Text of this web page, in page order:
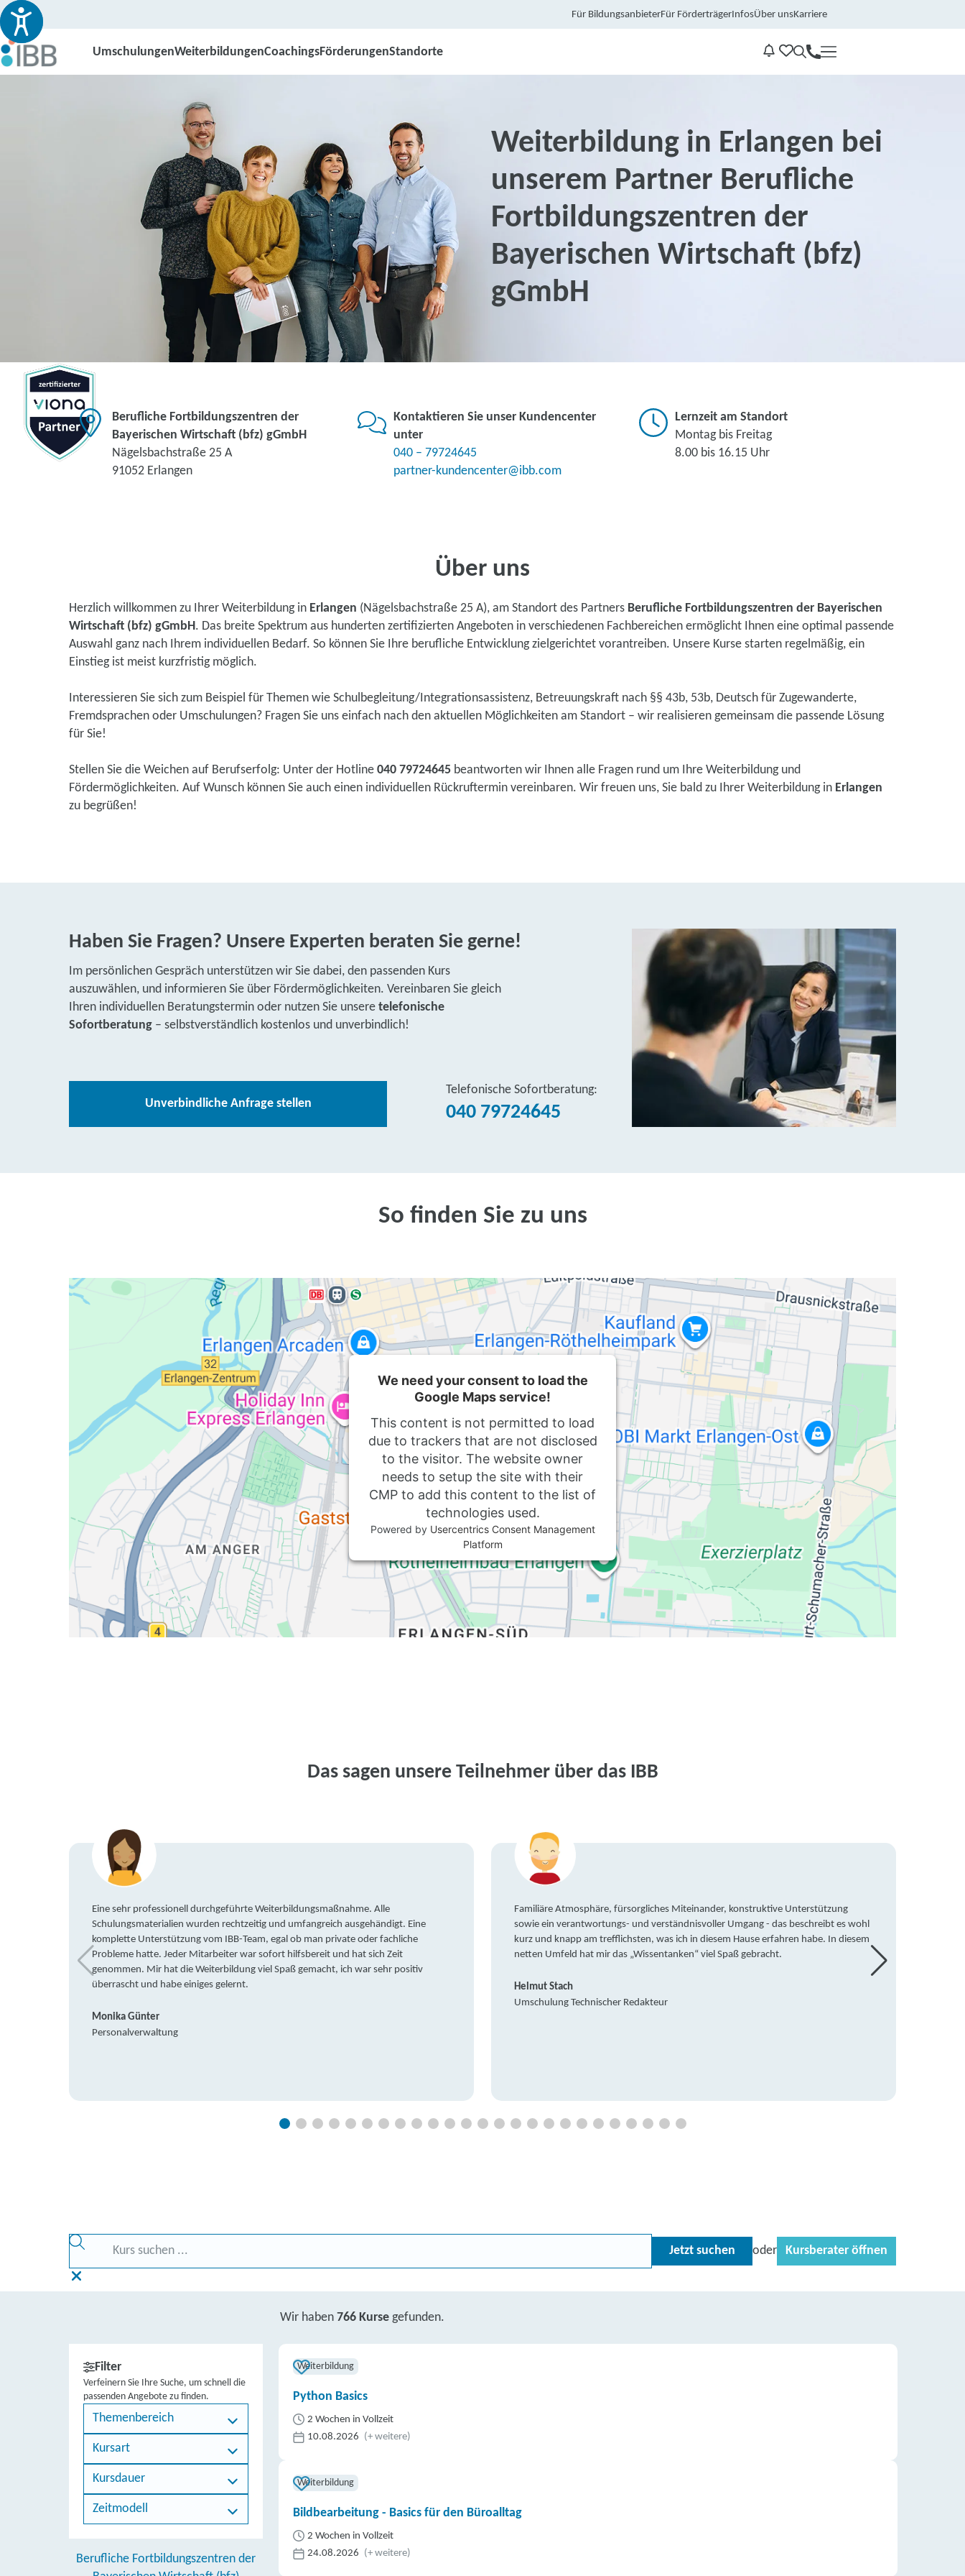
Für BildungsanbieterFür FörderträgerInfosÜber unsKarriere
UmschulungenWeiterbildungenCoachingsFörderungenStandorte
Kontakt
Weiterbildung in Erlangen bei
unserem Partner Berufliche
Fortbildungszentren der
Bayerischen Wirtschaft (bfz)
gGmbH
Berufliche Fortbildungszentren der
Bayerischen Wirtschaft (bfz) gGmbH
Nägelsbachstraße 25 A
91052 Erlangen
Kontaktieren Sie unser Kundencenter
unter
040 – 79724645
partner-kundencenter@ibb.com
Lernzeit am Standort
Montag bis Freitag
8.00 bis 16.15 Uhr
Über uns
Herzlich willkommen zu Ihrer Weiterbildung in Erlangen (Nägelsbachstraße 25 A), am Standort des Partners Berufliche Fortbildungszentren der Bayerischen
Wirtschaft (bfz) gGmbH. Das breite Spektrum aus hunderten zertifizierten Angeboten in verschiedenen Fachbereichen ermöglicht Ihnen eine optimal passende
Auswahl ganz nach Ihrem individuellen Bedarf. So können Sie Ihre berufliche Entwicklung zielgerichtet vorantreiben. Unsere Kurse starten regelmäßig, ein
Einstieg ist meist kurzfristig möglich.
Interessieren Sie sich zum Beispiel für Themen wie Schulbegleitung/Integrationsassistenz, Betreuungskraft nach §§ 43b, 53b, Deutsch für Zugewanderte,
Fremdsprachen oder Umschulungen? Fragen Sie uns einfach nach den aktuellen Möglichkeiten am Standort – wir realisieren gemeinsam die passende Lösung
für Sie!
Stellen Sie die Weichen auf Berufserfolg: Unter der Hotline 040 79724645 beantworten wir Ihnen alle Fragen rund um Ihre Weiterbildung und
Fördermöglichkeiten. Auf Wunsch können Sie auch einen individuellen Rückruftermin vereinbaren. Wir freuen uns, Sie bald zu Ihrer Weiterbildung in Erlangen
zu begrüßen!
Haben Sie Fragen? Unsere Experten beraten Sie gerne!
Im persönlichen Gespräch unterstützen wir Sie dabei, den passenden Kurs
auszuwählen, und informieren Sie über Fördermöglichkeiten. Vereinbaren Sie gleich
Ihren individuellen Beratungstermin oder nutzen Sie unsere telefonische
Sofortberatung – selbstverständlich kostenlos und unverbindlich!
Unverbindliche Anfrage stellen
Telefonische Sofortberatung:
040 79724645
So finden Sie zu uns
We need your consent to load the
Google Maps service!
This content is not permitted to load
due to trackers that are not disclosed
to the visitor. The website owner
needs to setup the site with their
CMP to add this content to the list of
technologies used.
Powered by Usercentrics Consent Management
Platform
Das sagen unsere Teilnehmer über das IBB
Eine sehr professionell durchgeführte Weiterbildungsmaßnahme. Alle
Schulungsmaterialien wurden rechtzeitig und umfangreich ausgehändigt. Eine
komplette Unterstützung vom IBB-Team, egal ob man private oder fachliche
Probleme hatte. Jeder Mitarbeiter war sofort hilfsbereit und hat sich Zeit
genommen. Mir hat die Weiterbildung viel Spaß gemacht, ich war sehr positiv
überrascht und habe einiges gelernt.
Monika Günter
Personalverwaltung
Familiäre Atmosphäre, fürsorgliches Miteinander, konstruktive Unterstützung
sowie ein verantwortungs- und verständnisvoller Umgang - das beschreibt es wohl
kurz und knapp am trefflichsten, was ich in diesem Hause erfahren habe. In diesem
netten Umfeld hat mir das „Wissentanken“ viel Spaß gebracht.
Helmut Stach
Umschulung Technischer Redakteur
Jetzt suchen oder Kursberater öffnen
Wir haben 766 Kurse gefunden.
Filter
Verfeinern Sie Ihre Suche, um schnell die
passenden Angebote zu finden.
Themenbereich
Kursart
Kursdauer
Zeitmodell
Berufliche Fortbildungszentren der
Weiterbildung
Python Basics
2 Wochen in Vollzeit
10.08.2026 (+ weitere)
Weiterbildung
Bildbearbeitung - Basics für den Büroalltag
2 Wochen in Vollzeit
24.08.2026 (+ weitere)